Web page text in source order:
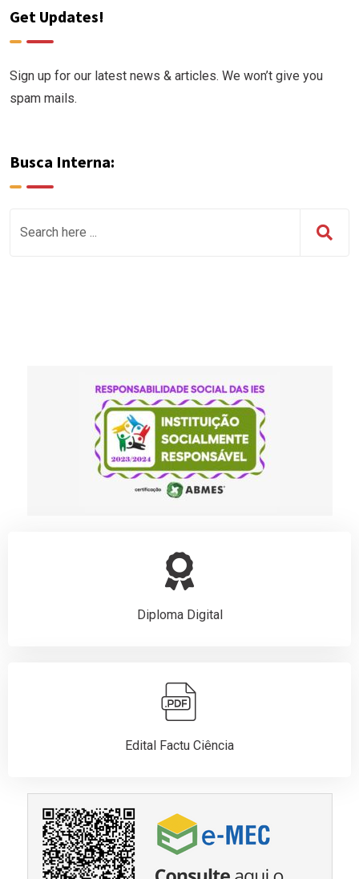
Get Updates!
Sign up for our latest news & articles. We won’t give you
spam mails.
Busca Interna:
Diploma Digital
Edital Factu Ciência